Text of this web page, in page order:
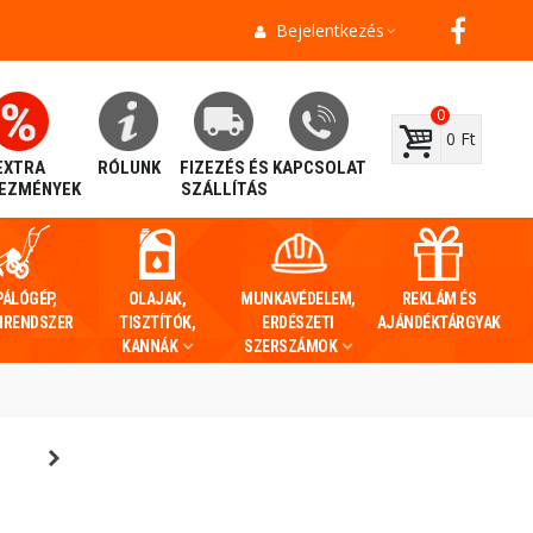
Bejelentkezés
RÓLUNK
FIZEZÉS ÉS
SZÁLLÍTÁS
KAPCSOLAT
0
0 Ft
OLAJAK,
TISZTÍTÓK,
KANNÁK
MUNKAVÉDELEM,
ERDÉSZETI
SZERSZÁMOK
REKLÁM ÉS
AJÁNDÉKTÁRGYAK